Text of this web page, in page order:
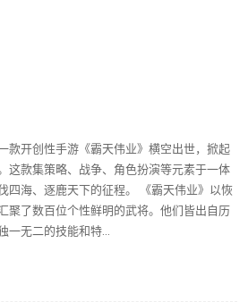
款开创性手游《霸天伟业》横空出世，掀起
这款集策略、战争、角色扮演等元素于一体
四海、逐鹿天下的征程。 《霸天伟业》以恢
聚了数百位个性鲜明的武将。他们皆出自历
一无二的技能和特...